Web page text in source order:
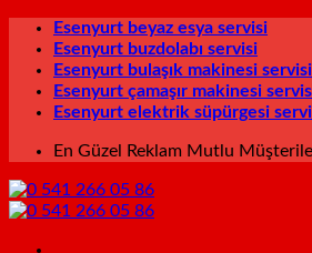
İçeriğeEsenyurt beyaz esya servisi
Esenyurt buzdolabı servisi
Esenyurt bulaşık makinesi servisi
Esenyurt çamaşır makinesi
Esenyurt elektrik süpürgesi
En Güzel Reklam Mutlu